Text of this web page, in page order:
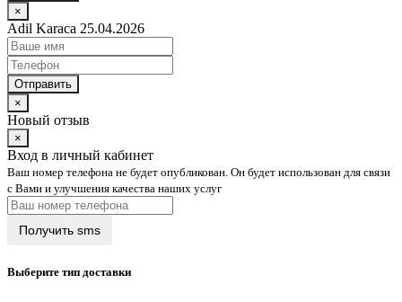
×
Adil Karaca 25.04.2026
Отправить
×
Новый отзыв
×
Вход в личный кабинет
Ваш номер телефона не будет опубликован. Он будет использован для связи
с Вами и улучшения качества наших услуг
Выберите тип доставки